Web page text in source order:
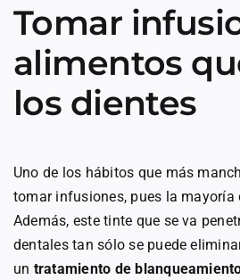
Tomar
alimentos
los dientes
Uno de los hábitos que más
tomar infusiones, pues la mayoría
Además, este tinte que se va
dentales tan sólo se puede
un tratamiento de